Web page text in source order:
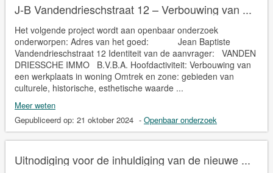
J-B Vandendrieschstraat 12 – Verbouwing van ...
Het volgende project wordt aan openbaar onderzoek
onderworpen: Adres van het goed: Jean Baptiste
Vandendrieschstraat 12 Identiteit van de aanvrager: VANDEN
DRIESSCHE IMMO B.V.B.A. Hoofdactiviteit: Verbouwing van
een werkplaats in woning Omtrek en zone: gebieden van
culturele, historische, esthetische waarde ...
Meer weten
Gepubliceerd op: 21 oktober 2024 - Openbaar onderzoek
Uitnodiging voor de inhuldiging van de nieuwe ...